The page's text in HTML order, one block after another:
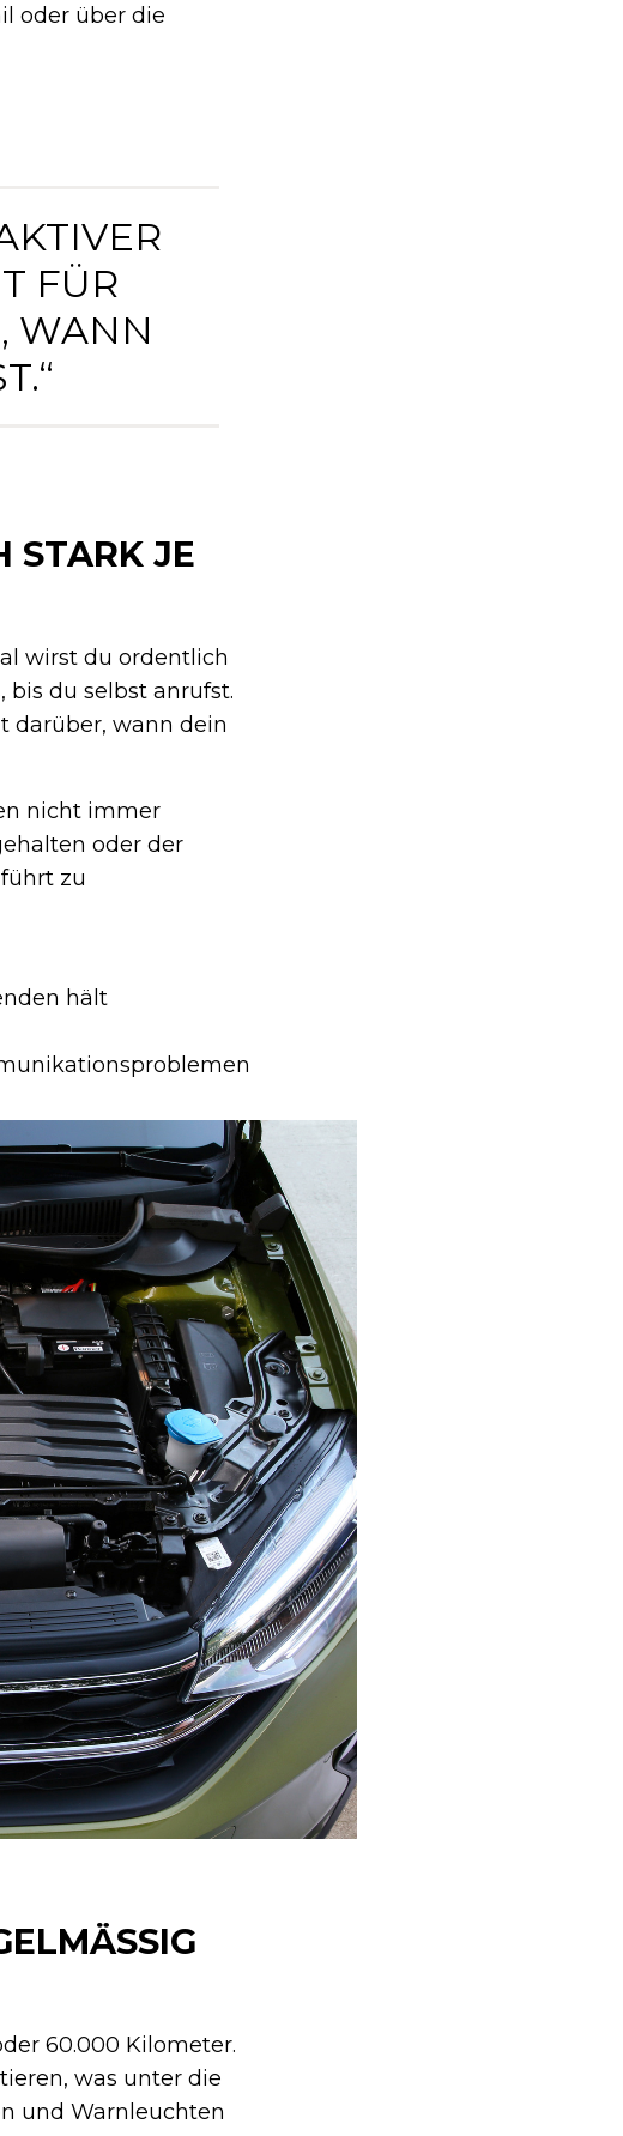
oder über die
FÜR
WANN
STARK JE
wirst du ordentlich
du selbst anrufst.
darüber, wann dein
nicht immer
oder der
zu
hält
V
60.000 Kilometer.
was unter die
und Warnleuchten